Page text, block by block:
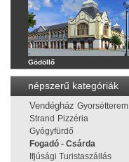
Gödöllő
népszerű kategóriák
Vendégház Gyorsétterem
Strand Pizzéria
Gyógyfürdő
Fogadó - Csárda
Ifjúsági Turistaszállás